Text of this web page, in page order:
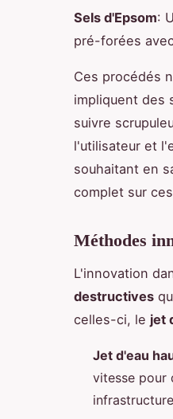
Sels d'Epsom:
pré-forées
Ces procédés
impliquent des
suivre
l'utilisateur et
souhaitant en
complet sur
Méthodes
L'innovation
destructives
celles-ci, le jet
Jet d'eau
vitesse pour